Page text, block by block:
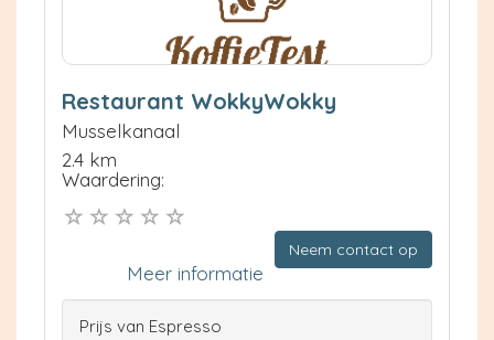
Restaurant WokkyWokky
Musselkanaal
2.4 km
Waardering:
Neem contact op
Meer informatie
Prijs van Espresso